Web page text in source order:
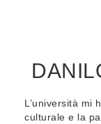
L’università mi
culturale e la